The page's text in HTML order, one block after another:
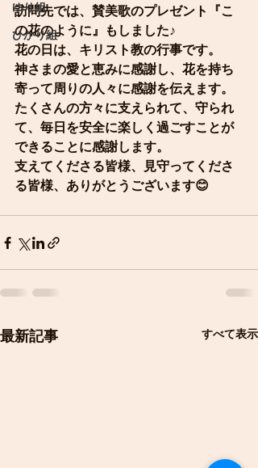
ゆり組
ひかり組
訪問先では、賛美歌のプレゼント『こ
の花のように』もしました♪
花の日は、キリスト教の行事です。
神さまの愛と恵みに感謝し、花を持ち
寄って周りの人々に感謝を伝えます。
たくさんの方々に支えられて、守られ
て、毎日を安全に楽しく過ごすことが
できることに感謝します。
支えてくださる皆様、見守ってくださ
る皆様、ありがとうございます😊
最新記事 すべて表示